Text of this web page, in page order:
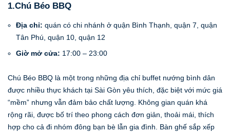
1.Chú Béo BBQ
Địa chỉ: quán có chi nhánh ở quận Bình Thạnh, quận 7, quận
Tân Phú, quận 10, quận 12
Giờ mở cửa: 17:00 – 23:00
Chú Béo BBQ là một trong những địa chỉ buffet nướng bình dân
được nhiều thực khách tại Sài Gòn yêu thích, đặc biệt với mức giá
“mềm” nhưng vẫn đảm bảo chất lượng. Không gian quán khá
rộng rãi, được bố trí theo phong cách đơn giản, thoải mái, thích
hợp cho cả đi nhóm đông bạn bè lẫn gia đình. Bàn ghế sắp xếp